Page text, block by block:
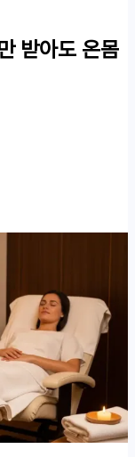
받아도 온몸